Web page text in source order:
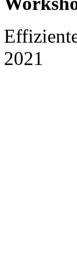
2021